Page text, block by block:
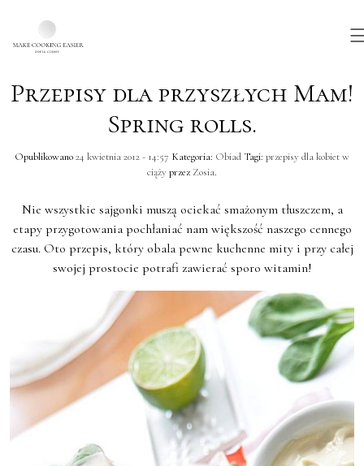
Skip to main content
Przepisy dla przyszłych Mam!
Spring rolls.
Opublikowano24 kwietnia 2012 - 14:57 Kategoria: Obiad Tagi: przepisy dla kobiet w
ciążyprzez Zosia.
Nie wszystkie sajgonki muszą ociekać smażonym tłuszczem, a
etapy przygotowania pochłaniać nam większość naszego cennego
czasu. Oto przepis, który obala pewne kuchenne mity i przy całej
swojej prostocie potrafi zawierać sporo witamin!